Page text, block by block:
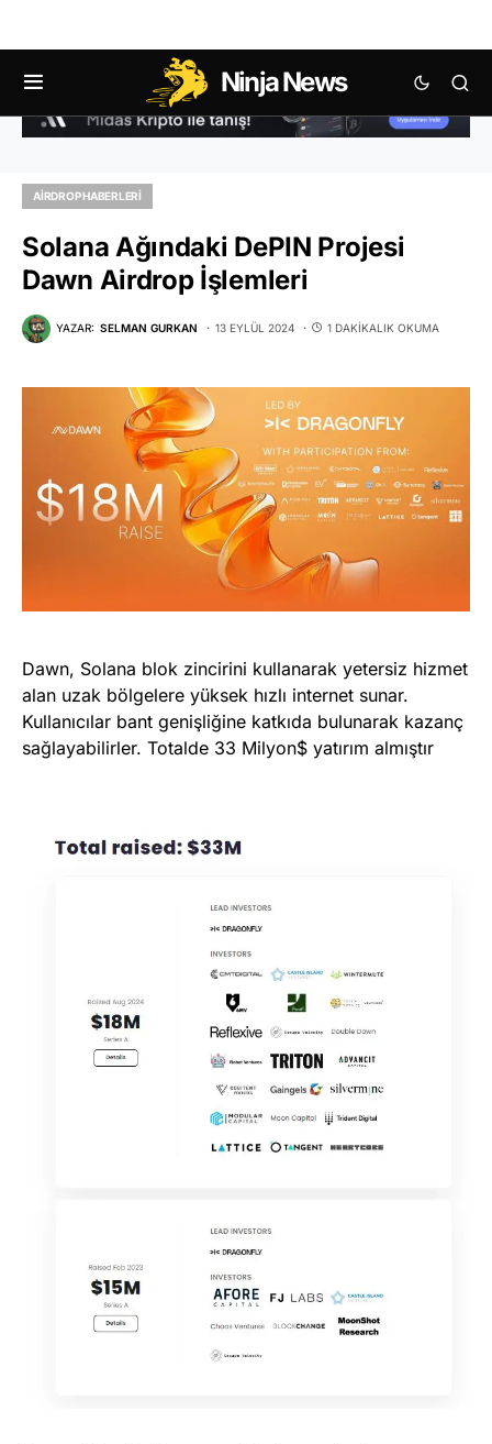
Ninja News
AIRDROP HABERLERI
Solana Ağındaki DePIN Projesi
Dawn Airdrop İşlemleri
YAZAR: SELMAN GURKAN 13 EYLÜL 2024 1 DAKIKALIK OKUMA
Dawn, Solana blok zincirini kullanarak yetersiz hizmet
alan uzak bölgelere yüksek hızlı internet sunar.
Kullanıcılar bant genişliğine katkıda bulunarak kazanç
sağlayabilirler. Totalde 33 Milyon$ yatırım almıştır